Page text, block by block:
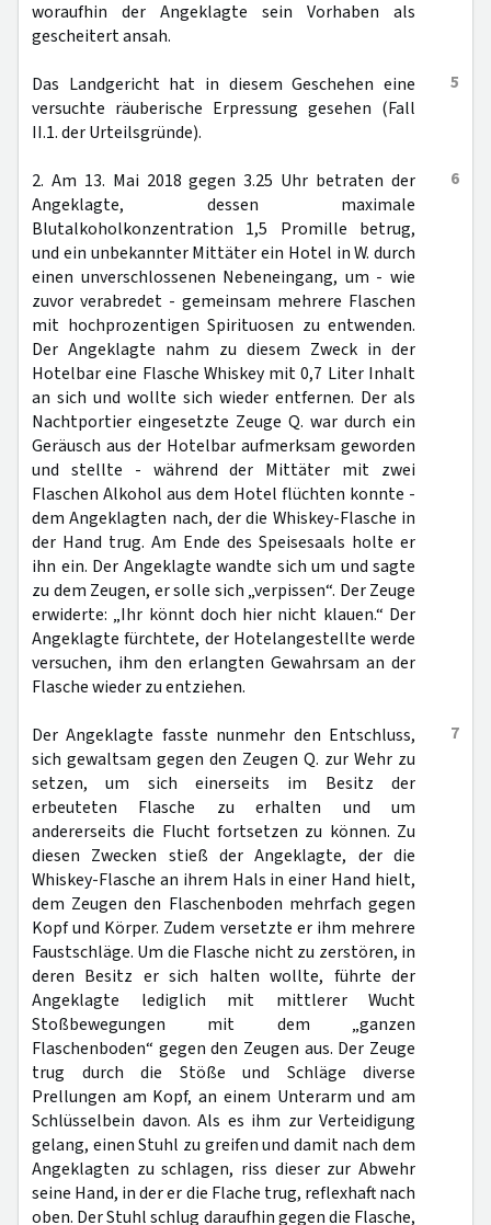
woraufhin der Angeklagte sein Vorhaben als
gescheitert ansah.
5
Das Landgericht hat in diesem Geschehen eine
versuchte räuberische Erpressung gesehen (Fall
II.1. der Urteilsgründe).
6
2. Am 13. Mai 2018 gegen 3.25 Uhr betraten der
Angeklagte, dessen maximale
Blutalkoholkonzentration 1,5 Promille betrug,
und ein unbekannter Mittäter ein Hotel in W. durch
einen unverschlossenen Nebeneingang, um - wie
zuvor verabredet - gemeinsam mehrere Flaschen
mit hochprozentigen Spirituosen zu entwenden.
Der Angeklagte nahm zu diesem Zweck in der
Hotelbar eine Flasche Whiskey mit 0,7 Liter Inhalt
an sich und wollte sich wieder entfernen. Der als
Nachtportier eingesetzte Zeuge Q. war durch ein
Geräusch aus der Hotelbar aufmerksam geworden
und stellte - während der Mittäter mit zwei
Flaschen Alkohol aus dem Hotel flüchten konnte -
dem Angeklagten nach, der die Whiskey-Flasche in
der Hand trug. Am Ende des Speisesaals holte er
ihn ein. Der Angeklagte wandte sich um und sagte
zu dem Zeugen, er solle sich „verpissen“. Der Zeuge
erwiderte: „Ihr könnt doch hier nicht klauen.“ Der
Angeklagte fürchtete, der Hotelangestellte werde
versuchen, ihm den erlangten Gewahrsam an der
Flasche wieder zu entziehen.
7
Der Angeklagte fasste nunmehr den Entschluss,
sich gewaltsam gegen den Zeugen Q. zur Wehr zu
setzen, um sich einerseits im Besitz der
erbeuteten Flasche zu erhalten und um
andererseits die Flucht fortsetzen zu können. Zu
diesen Zwecken stieß der Angeklagte, der die
Whiskey-Flasche an ihrem Hals in einer Hand hielt,
dem Zeugen den Flaschenboden mehrfach gegen
Kopf und Körper. Zudem versetzte er ihm mehrere
Faustschläge. Um die Flasche nicht zu zerstören, in
deren Besitz er sich halten wollte, führte der
Angeklagte lediglich mit mittlerer Wucht
Stoßbewegungen mit dem „ganzen
Flaschenboden“ gegen den Zeugen aus. Der Zeuge
trug durch die Stöße und Schläge diverse
Prellungen am Kopf, an einem Unterarm und am
Schlüsselbein davon. Als es ihm zur Verteidigung
gelang, einen Stuhl zu greifen und damit nach dem
Angeklagten zu schlagen, riss dieser zur Abwehr
seine Hand, in der er die Flache trug, reflexhaft nach
oben. Der Stuhl schlug daraufhin gegen die Flasche,